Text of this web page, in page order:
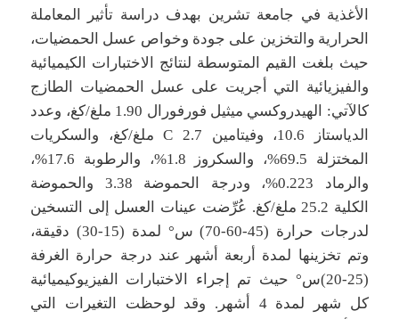
الأغذية في جامعة تشرين بهدف دراسة تأثير المعاملة
الحرارية والتخزين على جودة وخواص عسل الحمضيات،
حيث بلغت القيم المتوسطة لنتائج الاختبارات الكيميائية
والفيزيائية التي أجريت على عسل الحمضيات الطازج
كالآتي: الهيدروكسي ميثيل فورفورال 1.90 ملغ/كغ، وعدد
الدياستاز 10.6، وفيتامين C 2.7 ملغ/كغ، والسكريات
المختزلة 69.5%، والسكروز 1.8%، والرطوبة 17.6%،
والرماد 0.223%، ودرجة الحموضة 3.38 والحموضة
الكلية 25.2 ملغ/كغ. عُرِّضت عينات العسل إلى التسخين
لدرجات حرارة (45-60-70) س° لمدة (15-30) دقيقة،
وتم تخزينها لمدة أربعة أشهر عند درجة حرارة الغرفة
(25-20)س° حيث تم إجراء الاختبارات الفيزيوكيميائية
كل شهر لمدة 4 أشهر. وقد لوحظت التغيرات التي